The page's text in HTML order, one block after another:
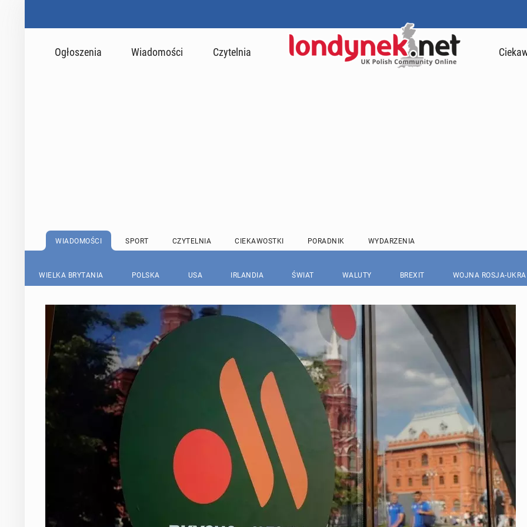
Ogłoszenia Wiadomości Czytelnia
WIADOMOŚCI SPORT CZYTELNIA CIEKAWOSTKI PORADNIK WYDARZENIA
WIELKA BRYTANIA POLSKA USA IRLANDIA ŚWIAT WALUTY BREXIT WOJNA ROSJA-